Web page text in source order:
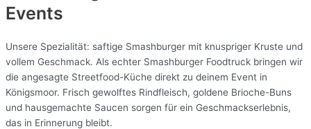
Events
Unsere Spezialität: saftige Smashburger mit knuspriger Kruste und
vollem Geschmack. Als echter Smashburger Foodtruck bringen wir
die angesagte Streetfood-Küche direkt zu deinem Event in
Königsmoor. Frisch gewolftes Rindfleisch, goldene Brioche-Buns
und hausgemachte Saucen sorgen für ein Geschmackserlebnis,
das in Erinnerung bleibt.